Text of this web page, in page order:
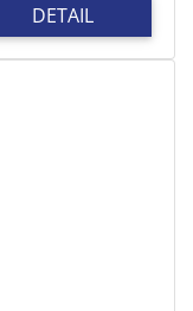
DETAIL